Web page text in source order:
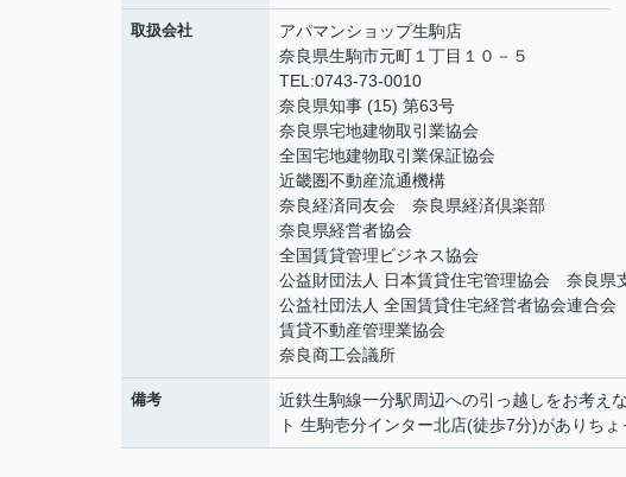
取扱会社
アパマンショップ生駒店
奈良県生駒市元町１丁目１０－５
TEL:0743-73-0010
奈良県知事 (15) 第63号
奈良県宅地建物取引業協会
全国宅地建物取引業保証協会
近畿圏不動産流通機構
奈良経済同友会 奈良県経済倶楽部
奈良県経営者協会
全国賃貸管理ビジネス協会
公益財団法人 日本賃貸住宅管理協会 奈良県
公益社団法人 全国賃貸住宅経営者協会連合
賃貸不動産管理業協会
奈良商工会議所
備考
近鉄生駒線一分駅周辺への引っ越しをお考え
ト 生駒壱分インター北店(徒歩7分)がありちょ